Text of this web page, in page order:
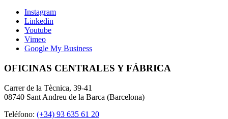
Instagram
Linkedin
Youtube
Vimeo
Google My Business
OFICINAS CENTRALES Y FÁBRICA
Carrer de la Tècnica, 39-41
08740 Sant Andreu de la Barca (Barcelona)
Teléfono: (+34) 93 635 61 20